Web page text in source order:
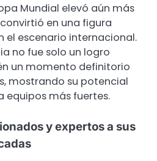
Mundial elevó aún más
en una figura
el escenario internacional.
no fue solo un logro
un momento definitorio
mostrando su potencial
más fuertes.
y expertos a sus